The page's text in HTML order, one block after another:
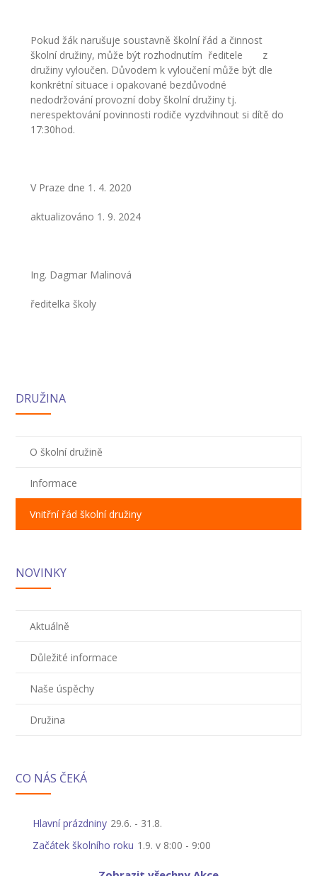
Pokud žák narušuje soustavně školní řád a činnost
školní družiny, může být rozhodnutím ředitele z
družiny vyloučen. Důvodem k vyloučení může být dle
konkrétní situace i opakované bezdůvodné
nedodržování provozní doby školní družiny tj.
nerespektování povinnosti rodiče vyzdvihnout si dítě do
17:30hod.
V Praze dne 1. 4. 2020
aktualizováno 1. 9. 2024
Ing. Dagmar Malinová
ředitelka školy
DRUŽINA
O školní družině
Informace
Vnitřní řád školní družiny
NOVINKY
Aktuálně
Důležité informace
Naše úspěchy
Družina
CO NÁS ČEKÁ
Hlavní prázdniny 29.6. - 31.8.
Začátek školního roku 1.9. v 8:00 - 9:00